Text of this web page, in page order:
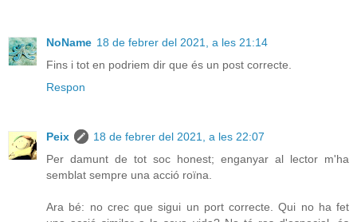
NoName 18 de febrer del 2021, a les 21:14
Fins i tot en podriem dir que és un post correcte.
Respon
Peix
18 de febrer del 2021, a les 22:07
Per damunt de tot soc honest; enganyar al lector m'ha
semblat sempre una acció roïna.
Ara bé: no crec que sigui un port correcte. Qui no ha fet